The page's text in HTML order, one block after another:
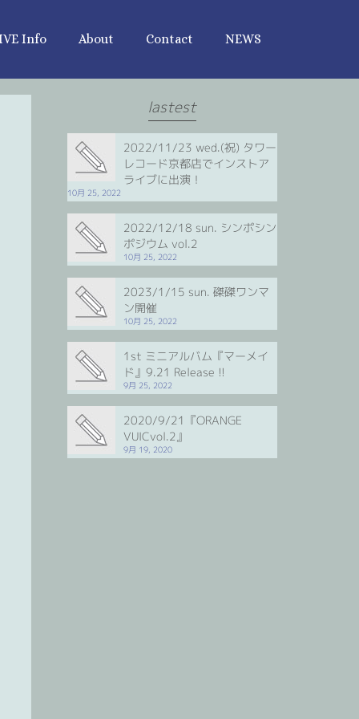
Info About Contact NEWS
lastest
2022/11/23 wed.(祝) タワー
レコード京都店でインストア
ライブに出演！
10月 25, 2022
2022/12/18 sun. シンポシン
ポジウム vol.2
10月 25, 2022
2023/1/15 sun. 磔磔ワンマ
ン開催
10月 25, 2022
1st ミニアルバム『マーメイ
ド』9.21 Release !!
9月 25, 2022
2020/9/21『ORANGE
VUICvol.2』
9月 19, 2020